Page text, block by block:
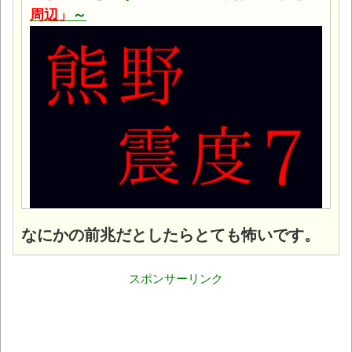
周辺」
～
なにかの前兆だとしたらとても怖いです。
スポンサーリンク